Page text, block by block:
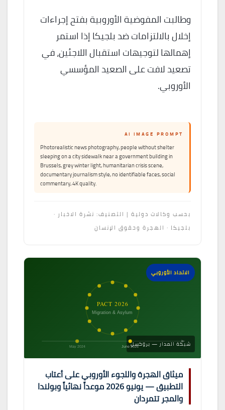
وطالبت المفوضية الأوروبية بفتح إجراءات
إخلال بالالتزامات ضد بلجيكا إذا استمر
إهمالها لتوجيهات استقبال اللاجئين، في
تصعيد لافت على الصعيد المؤسسي
الأوروبي.
AI IMAGE PROMPT
Photorealistic news photography, people without shelter
sleeping on a city sidewalk near a government building in
Brussels, grey winter light, humanitarian crisis scene,
documentary journalism style, no identifiable faces, social
commentary, 4K quality.
بحسب وكالات دولية | التصنيف: نشرة الاخبار ·
بلجيكا · الهجرة وحقوق الإنسان
الاتحاد الأوروبي
شبكة المدار — بروكسل
PACT 2026
Migration & Asylum
May 2024 June 2026
ميثاق الهجرة واللجوء الأوروبي على أعتاب
التطبيق — يونيو 2026 موعداً نهائياً وبولندا
والمجر تتمردان